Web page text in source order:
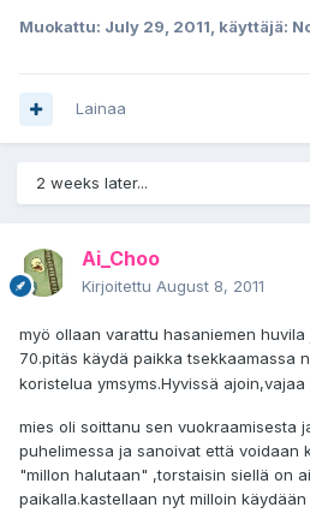
Muokattu: July 29, 2011 , käyttäjä:
Lainaa
2 weeks later...
Ai_Choo
Kirjoitettu August 8, 2011
myö ollaan varattu hasaniemen
70.pitäs käydä paikka tsekkaamassa
koristelua ymsyms.Hyvissä
mies oli soittanu sen vuokraamisesta
puhelimessa ja sanoivat että voidaan
"millon halutaan" ,torstaisin siellä on
paikalla.kastellaan nyt milloin käydään